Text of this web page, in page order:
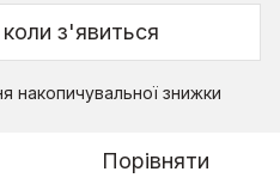
з'явиться
накопичувальної знижки
Порівняти